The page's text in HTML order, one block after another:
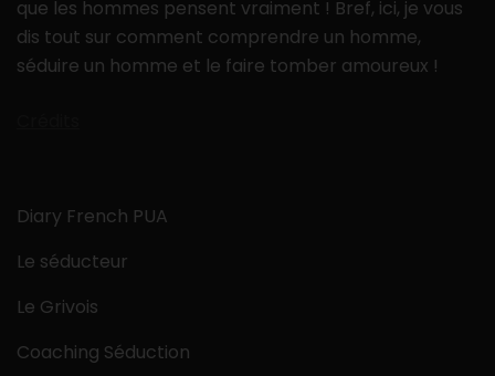
que les hommes pensent vraiment ! Bref, ici, je vous
dis tout sur comment comprendre un homme,
séduire un homme et le faire tomber amoureux !
Diary French PUA
Le séducteur
Le Grivois
Coaching Séduction